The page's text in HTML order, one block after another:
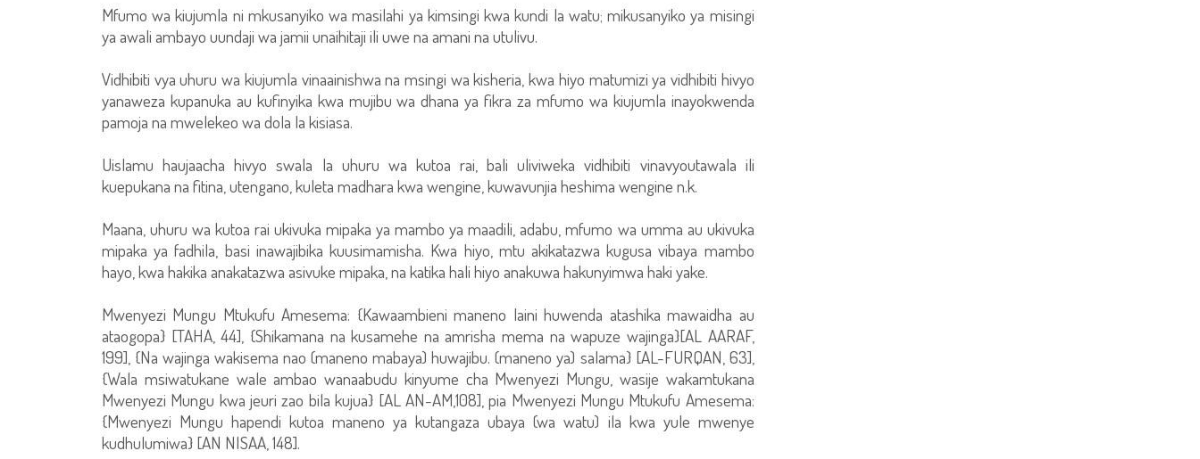
Mfumo wa kiujumla ni mkusanyiko wa masilahi ya kimsingi kwa kundi la watu; mikusanyiko ya misingi
ya awali ambayo uundaji wa jamii unaihitaji ili uwe na amani na utulivu.
Vidhibiti vya uhuru wa kiujumla vinaainishwa na msingi wa kisheria, kwa hiyo matumizi ya vidhibiti hivyo
yanaweza kupanuka au kufinyika kwa mujibu wa dhana ya fikra za mfumo wa kiujumla inayokwenda
pamoja na mwelekeo wa dola la kisiasa.
Uislamu haujaacha hivyo swala la uhuru wa kutoa rai, bali uliviweka vidhibiti vinavyoutawala ili
kuepukana na fitina, utengano, kuleta madhara kwa wengine, kuwavunjia heshima wengine n.k.
Maana, uhuru wa kutoa rai ukivuka mipaka ya mambo ya maadili, adabu, mfumo wa umma au ukivuka
mipaka ya fadhila, basi inawajibika kuusimamisha. Kwa hiyo, mtu akikatazwa kugusa vibaya mambo
hayo, kwa hakika anakatazwa asivuke mipaka, na katika hali hiyo anakuwa hakunyimwa haki yake.
Mwenyezi Mungu Mtukufu Amesema: {Kawaambieni maneno laini huwenda atashika mawaidha au
ataogopa} [TAHA, 44], {Shikamana na kusamehe na amrisha mema na wapuze wajinga}[AL AARAF,
199], {Na wajinga wakisema nao (maneno mabaya) huwajibu. (maneno ya) salama} [AL-FURQAN, 63],
{Wala msiwatukane wale ambao wanaabudu kinyume cha Mwenyezi Mungu, wasije wakamtukana
Mwenyezi Mungu kwa jeuri zao bila kujua} [AL AN-AM,108], pia Mwenyezi Mungu Mtukufu Amesema:
{Mwenyezi Mungu hapendi kutoa maneno ya kutangaza ubaya (wa watu) ila kwa yule mwenye
kudhulumiwa} [AN NISAA, 148].